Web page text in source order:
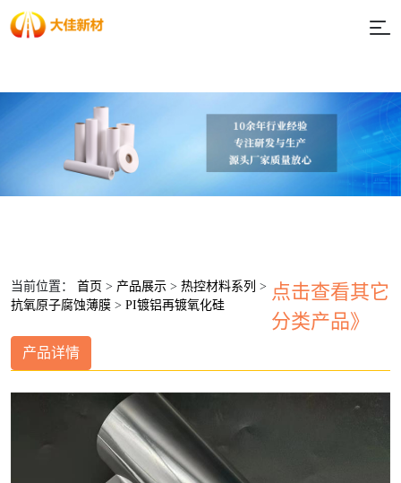
当前位置： 首页 > 产品展示 > 热控材料系列 >
抗氧原子腐蚀薄膜 > PI镀铝再镀氧化硅
点击查看其它
分类产品》
产品详情